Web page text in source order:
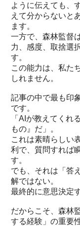
ように伝えても、
えて分からないと
ます。
一方で、森林監督
力、感度、取捨選
す。
この能力は、私た
しれません。
記事の中で最も印
です。
「AIが教えてくれ
もの』だ」。
これは素晴らしい
利で、質問すれば
す。
でも、それは「答
解ではない。
最終的に意思決定
だからこそ、森林
する経験」の重要